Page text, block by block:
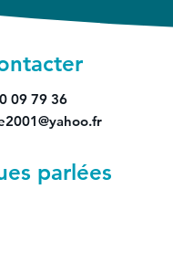
09 79 36
parlées